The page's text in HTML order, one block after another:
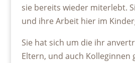
sie bereits wieder miterlebt.
und ihre Arbeit hier im
Sie hat sich um die ihr
Eltern, und auch Kolleginnen